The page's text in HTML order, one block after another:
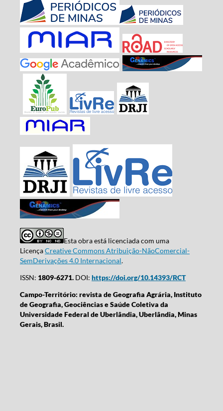
Esta obra está licenciada com uma
LicençaCreative Commons Atribuição-NãoComercial-
SemDerivações 4.0 Internacional.
ISSN: 1809-6271.DOI: https://doi.org/10.14393/RCT
Campo-Território: revista de Geografia Agrária, Instituto
de Geografia, Geociências e Saúde Coletiva da
Universidade Federal de Uberlândia, Uberlândia, Minas
Gerais, Brasil.